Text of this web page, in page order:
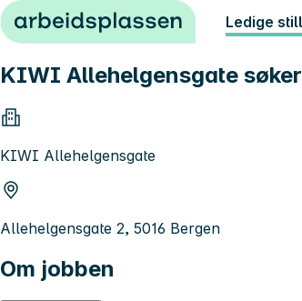
Hopp til innhold Ledige
KIWI Allehelgensgate
KIWI Allehelgensgate
Allehelgensgate 2, 5016 Bergen
Om jobben